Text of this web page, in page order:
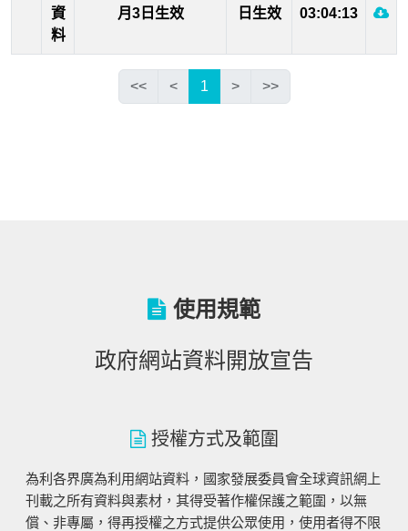
資
料
月3日生效
日生效
03:04:13
<< < 1 > >>
使用規範
政府網站資料開放宣告
授權方式及範圍
為利各界廣為利用網站資料，國家發展委員會全球資訊網上
刊載之所有資料與素材，其得受著作權保護之範圍，以無
償、非專屬，得再授權之方式提供公眾使用，使用者得不限